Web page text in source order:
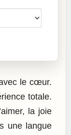
le cœur.
totale.
la joie
une langue